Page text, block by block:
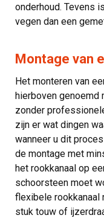
onderhoud. Tevens
vegen dan een
Montage van
Het monteren van
hierboven genoemd
zonder
zijn er wat dingen
wanneer u dit
de montage met
het rookkanaal op
schoorsteen moet
flexibele rookkanaal
stuk touw of